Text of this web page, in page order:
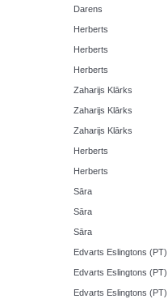
Darens
Herberts
Herberts
Herberts
Zaharijs Klārks
Zaharijs Klārks
Zaharijs Klārks
Herberts
Herberts
Sāra
Sāra
Sāra
Edvarts Eslingtons (PT)
Edvarts Eslingtons (PT)
Edvarts Eslingtons (PT)